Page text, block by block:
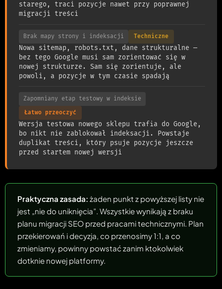
starego, traci pozycje nawet przy poprawnej
migracji treści
Brak mapy strony i indeksacji
Nowa sitemap, robots.txt, dane strukturalne —
bez tego Google musi sam zorientować się w
nowej strukturze. Sam się zorientuje, ale
powoli, a pozycje w tym czasie spadają
Techniczne
Zapomniany etap testowy w indeksie
Wersja testowa nowego sklepu trafia do Google,
bo nikt nie zablokował indeksacji. Powstaje
duplikat treści, który psuje pozycje jeszcze
przed startem nowej wersji
Łatwo przeoczyć
Praktyczna zasada: żaden punkt z powyższej listy nie
jest „nie do uniknięcia”. Wszystkie wynikają z braku
planu migracji SEO przed pracami technicznymi. Plan
przekierowań i decyzja, co przenosimy 1:1, a co
zmieniamy, powinny powstać zanim ktokolwiek
dotknie nowej platformy.